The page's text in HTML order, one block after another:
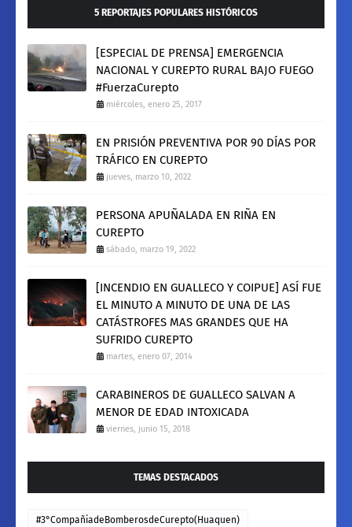
5 REPORTAJES POPULARES HISTÓRICOS
[ESPECIAL DE PRENSA] EMERGENCIA
NACIONAL Y CUREPTO RURAL BAJO FUEGO
#FuerzaCurepto
miércoles, enero 25, 2017
EN PRISIÓN PREVENTIVA POR 90 DÍAS POR
TRÁFICO EN CUREPTO
jueves, marzo 10, 2022
PERSONA APUÑALADA EN RIÑA EN
CUREPTO
sábado, marzo 19, 2022
[INCENDIO EN GUALLECO Y COIPUE] ASÍ FUE
EL MINUTO A MINUTO DE UNA DE LAS
CATÁSTROFES MAS GRANDES QUE HA
SUFRIDO CUREPTO
martes, enero 07, 2014
CARABINEROS DE GUALLECO SALVAN A
MENOR DE EDAD INTOXICADA
viernes, junio 15, 2018
TEMAS DESTACADOS
#3°CompañiadeBomberosdeCurepto(Huaquen)